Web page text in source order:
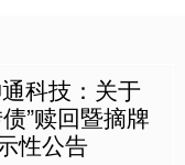
科技：关于
”赎回暨摘牌
性公告